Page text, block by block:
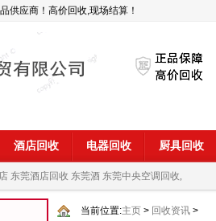
供应商！高价回收,现场结算！
酒店回收 电器回收 厨具回收
东莞酒店回收 东莞酒 东莞中央空调回收,
当前位置:主页 > 回收资讯 >